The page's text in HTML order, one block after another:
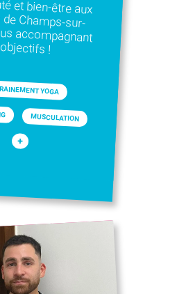
!
YOGA
MUSCULATION
+